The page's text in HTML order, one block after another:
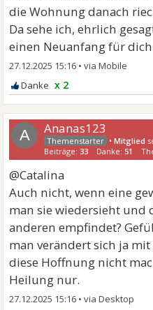
die Wohnung danach
Da sehe ich, ehrlich
einen Neuanfang für
27.12.2025 15:16 •
x 2
A Ananas123
•Mitglied
Beiträge: 33 Danke: 51
@Catalina
Auch nicht, wenn eine
man sie wiedersieht und
anderen empfindet?
man verändert sich ja
diese Hoffnung nicht
Heilung nur.
27.12.2025 15:16 •